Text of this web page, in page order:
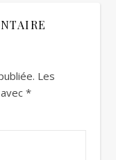
Les
*